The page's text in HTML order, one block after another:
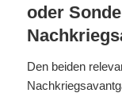
oder
Den beiden